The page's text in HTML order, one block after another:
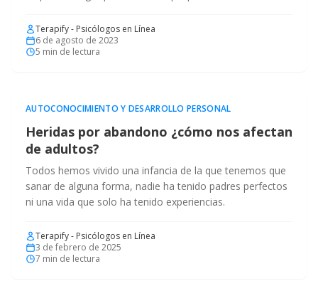
Terapify - Psicólogos en Línea
6 de agosto de 2023
5 min de lectura
AUTOCONOCIMIENTO Y DESARROLLO PERSONAL
Heridas por abandono ¿cómo nos afectan
de adultos?
Todos hemos vivido una infancia de la que tenemos que
sanar de alguna forma, nadie ha tenido padres perfectos
ni una vida que solo ha tenido experiencias.
Terapify - Psicólogos en Línea
3 de febrero de 2025
7 min de lectura